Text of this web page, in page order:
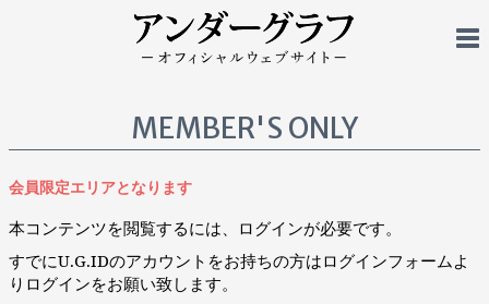
MEMBER'S ONLY
会員限定エリアとなります
本コンテンツを閲覧するには、ログインが必要です。
すでにU.G.IDのアカウントをお持ちの方はログインフォームよ
りログインをお願い致します。